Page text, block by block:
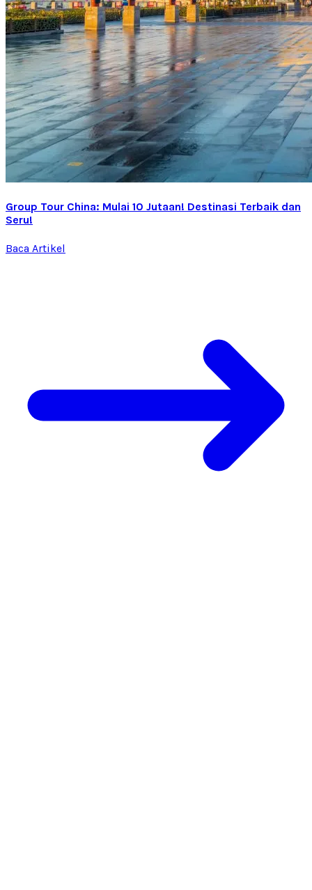
Group Tour China: Mulai 10 Jutaan! Destinasi Terbaik dan
Seru!
Baca Artikel